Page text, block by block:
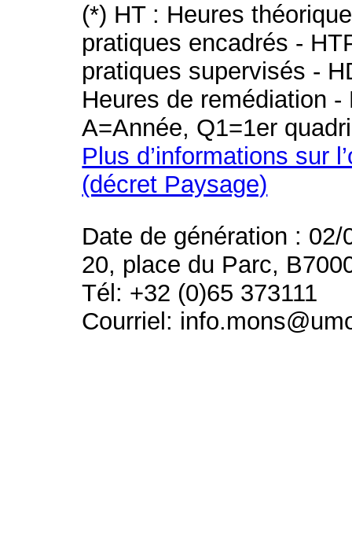
(*) HT : Heures
pratiques encadrés -
pratiques supervisés -
Heures de remédiation
A=Année, Q1=1er
Plus d’informations sur
(décret Paysage)
Date de génération : 02/
20, place du Parc,
Tél: +32 (0)65 373111
Courriel: